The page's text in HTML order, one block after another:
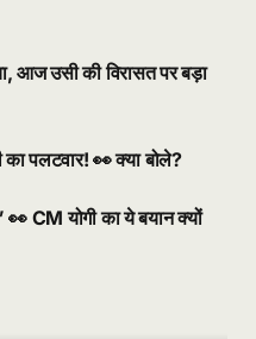
आज उसी की विरासत पर बड़ा
पलटवार! 👀 क्या बोले?
CM योगी का ये बयान क्यों